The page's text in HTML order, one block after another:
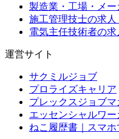
製造業・工場・メ
施工管理技士の求人
電気主任技術者の求
運営サイト
サクミルジョブ
プロライズキャリア
プレックスジョブマ
エッセンシャルワ
ねこ履歴書｜スマ